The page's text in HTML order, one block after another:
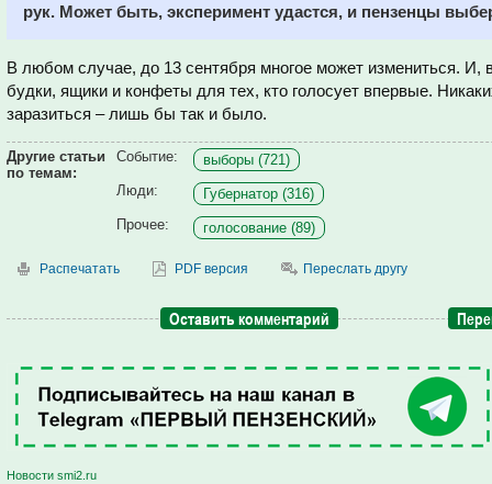
рук. Может быть, эксперимент удастся, и пензенцы
В любом случае, до 13 сентября многое может измениться. И,
будки, ящики и конфеты для тех, кто голосует впервые.
заразиться – лишь бы так и было.
Другие статьи
по темам:
Событие:
выборы (721)
Люди:
Губернатор (316)
Прочее:
голосование (89)
Распечатать PDF версия Переслать другу
Оставить комментарий
Новости smi2.ru